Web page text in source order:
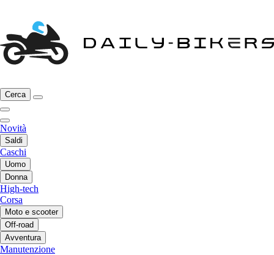
Cerca
Novità
Saldi
Caschi
Uomo
Donna
High-tech
Corsa
Moto e scooter
Off-road
Avventura
Manutenzione